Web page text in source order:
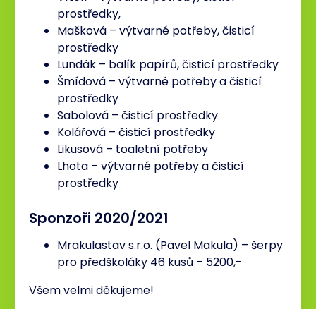
prostředky,
Mašková – výtvarné potřeby, čisticí
prostředky
Lundák – balík papírů, čisticí prostředky
Šmídová – výtvarné potřeby a čisticí
prostředky
Sabolová – čisticí prostředky
Kolářová – čisticí prostředky
Likusová – toaletní potřeby
Lhota – výtvarné potřeby a čisticí
prostředky
Sponzoři 2020/2021
Mrakulastav s.r.o. (Pavel Makula) – šerpy
pro předškoláky 46 kusů – 5200,-
Všem velmi děkujeme!